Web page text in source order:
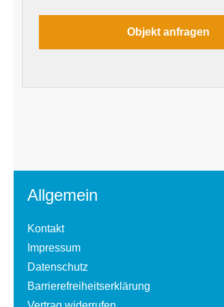
Allgemein
Kontakt
Impressum
Datenschutz
Barrierefreiheitserklärung